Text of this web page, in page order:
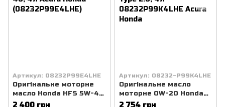
Артикул: 08232P99E4LHE
Оригінальне моторне
масло Honda HFS 5W-40,
4л Acura Honda
Артикул: 08232-P99K4LHE
Оригінальне масло
моторне 0W-20 Honda
Type 2.0, 4л